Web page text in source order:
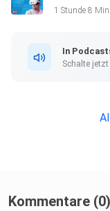
1 Stunde 8
In
Schalte
Kommentare (0)